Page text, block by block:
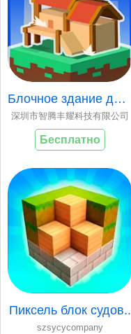
Блочное здание для..
深圳市智腾丰耀科技有限公司
Бесплатно
Пиксель блок судов..
szsycycompany